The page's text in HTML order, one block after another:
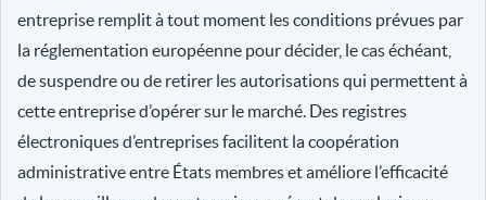
entreprise remplit à tout moment les conditions prévues par
la réglementation européenne pour décider, le cas échéant,
de suspendre ou de retirer les autorisations qui permettent à
cette entreprise d’opérer sur le marché. Des registres
électroniques d’entreprises facilitent la coopération
administrative entre États membres et améliore l’efficacité